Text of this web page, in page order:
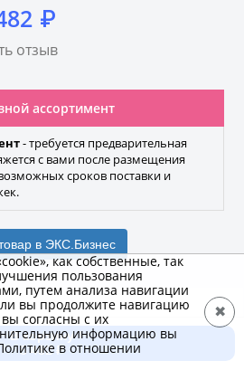
₽
отзыв
ассортимент
- требуется предварительная
с вами после размещения
сроков поставки и
в ЭКС.Бизнес
В корзину
5 482 ₽
как собственные, так
пользования
путем анализа навигации
вы продолжите навигацию
согласны с их
информацию вы
в отношении
✖